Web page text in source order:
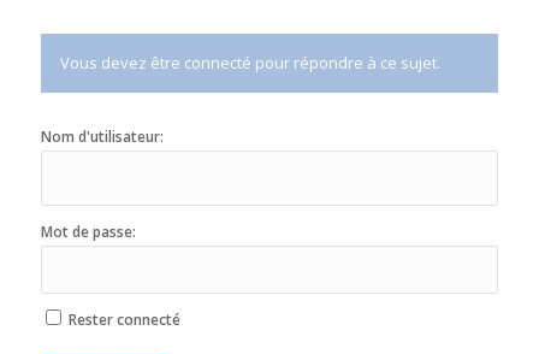
Vous devez être connecté pour répondre à ce sujet.
Nom d'utilisateur:
Mot de passe:
Rester connecté